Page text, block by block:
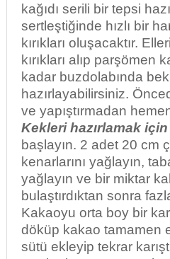
kağıdı serili bir tepsi
sertleştiğinde hızlı bir
kırıkları oluşacaktır.
kırıkları alıp parşömen
kadar buzdolabında
hazırlayabilirsiniz.
ve yapıştırmadan
Kekleri hazırlamak için
başlayın. 2 adet 20 cm
kenarlarını yağlayın,
yağlayın ve bir miktar
bulaştırdıktan sonra
Kakaoyu orta boy bir
döküp kakao tamamen
sütü ekleyip tekrar